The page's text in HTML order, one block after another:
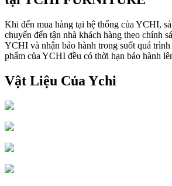
Khi đến mua hàng tại hệ thống của YCHI,
chuyển đến tận nhà khách hàng theo chính
YCHI và nhận bảo hành trong suốt quá
phẩm của YCHI đều có thời hạn bảo hành
Vật Liệu Của Ychi